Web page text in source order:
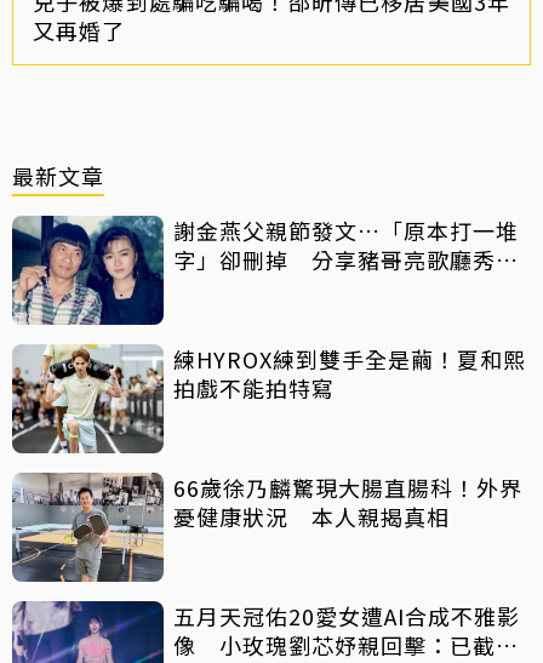
又再婚了
最新文章
謝金燕父親節發文…「原本打一堆
字」卻刪掉 分享豬哥亮歌廳秀歌
練HYROX練到雙手全是繭！夏和熙
拍戲不能拍特寫
66歲徐乃麟驚現大腸直腸科！外界
憂健康狀況 本人親揭真相
五月天冠佑20愛女遭AI合成不雅影
像 小玫瑰劉芯妤親回擊：已截圖